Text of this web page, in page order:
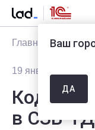
Главная Блог
19 января 2021
Код
в СЗВ-
Ваш
ДА